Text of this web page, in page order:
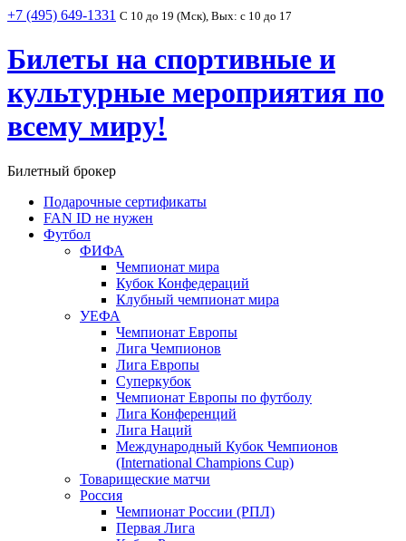
+7 (495) 649-1331 С 10 до 19 (Мск), Вых: с 10 до 17
Билеты на спортивные и
культурные мероприятия по
всему миру!
Билетный брокер
Подарочные сертификаты
FAN ID не нужен
Футбол
ФИФА
Чемпионат мира
Кубок Конфедераций
Клубный чемпионат мира
УЕФА
Чемпионат Европы
Лига Чемпионов
Лига Европы
Суперкубок
Чемпионат Европы по футболу
Лига Конференций
Лига Наций
Международный Кубок Чемпионов
(International Champions Cup)
Товарищеские матчи
Россия
Чемпионат России (РПЛ)
Первая Лига